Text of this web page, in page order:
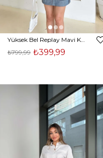
₺399,99
₺799,99